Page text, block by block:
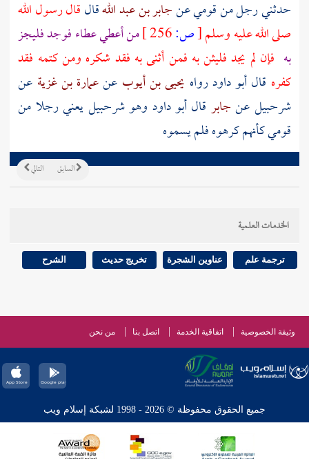
حدثنيرجل من قوميعنجابر بن عبد اللهقالقال رسول الله
صلى الله عليه وسلم[ص:
من أعطي عطاء فوجد فليجز
به فإن لم يجد فليثن به فمن أثنى به فقد شكره ومن كتمه فقد
كفره قال أبو داود رواه يحيى بن أيوب عنعمارة بن غزية عن
شرحبيلعنجابر قال أبو داود وهوشرحبيليعني رجلا من
قومي كأنهم كرهوه فلم يسموه
التالي السابق
الخدمات العلمية
ترجمة علم عناوين الشجرة تخريج حديث الشرح
وثيقة الخصوصية اتفاقية الخدمة اتصل بنا من نحن
جميع الحقوق محفوظة © 2026 - 1998 لشبكة إسلام ويب